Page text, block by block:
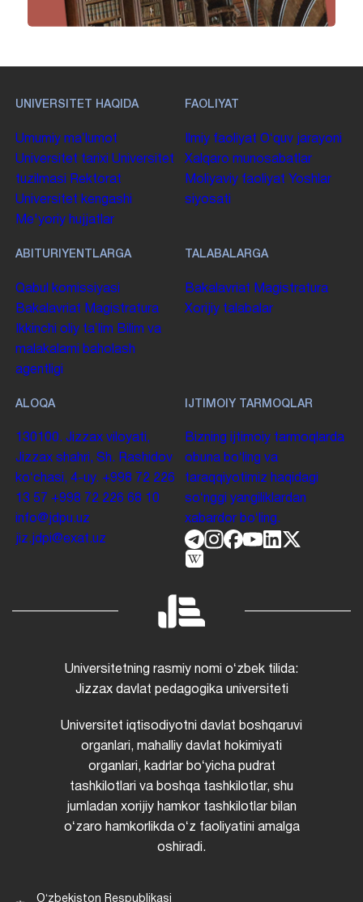
UNIVERSITET HAQIDA
Umumiy maʼlumot
Universitet tarixi Universitet
tuzilmasi Rektorat
Universitet kengashi
Me'yoriy hujjatlar
FAOLIYAT
Ilmiy faoliyat Oʻquv jarayoni
Xalqaro munosabatlar
Moliyaviy faoliyat Yoshlar
siyosati
ABITURIYENTLARGA
Qabul komissiyasi
Bakalavriat Magistratura
Ikkinchi oliy taʼlim Bilim va
malakalarni baholash
agentligi
TALABALARGA
Bakalavriat Magistratura
Xorijiy talabalar
ALOQA
130100. Jizzax viloyati,
Jizzax shahri, Sh. Rashidov
koʻchasi, 4-uy. +998 72 226
13 57 +998 72 226 68 10
info@jdpu.uz
jiz.jdpi@exat.uz
IJTIMOIY TARMOQLAR
Bizning ijtimoiy tarmoqlarda
obuna boʻling va
taraqqiyotimiz haqidagi
soʻnggi yangiliklardan
xabardor boʻling.
Universitetning rasmiy nomi oʻzbek tilida:
Jizzax davlat pedagogika universiteti
Universitet iqtisodiyotni davlat boshqaruvi
organlari, mahalliy davlat hokimiyati
organlari, kadrlar boʻyicha pudrat
tashkilotlari va boshqa tashkilotlar, shu
jumladan xorijiy hamkor tashkilotlar bilan
oʻzaro hamkorlikda oʻz faoliyatini amalga
oshiradi.
Oʻzbekiston Respublikasi